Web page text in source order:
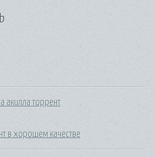
акилла торрент
в хорошем качестве